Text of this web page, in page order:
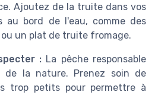
Ajoutez de la truite dans vos
au bord de l'eau, comme des
un plat de truite fromage.
: La pêche responsable
de la nature. Prenez soin de
trop petits pour permettre à